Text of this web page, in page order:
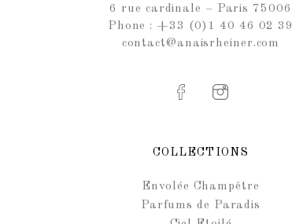
6 rue cardinale – Paris 75006
Phone : +33 (0)1 40 46 02 39
contact@anaisrheiner.com
COLLECTIONS
Envolée Champêtre
Parfums de Paradis